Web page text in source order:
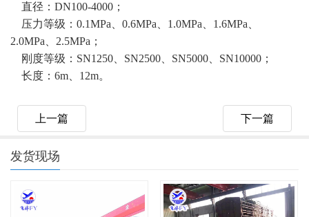
直径：DN100-4000；
压力等级：0.1MPa、0.6MPa、1.0MPa、1.6MPa、
2.0MPa、2.5MPa；
刚度等级：SN1250、SN2500、SN5000、SN10000；
长度：6m、12m。
上一篇 下一篇
发货现场